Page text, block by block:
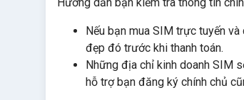
Nếu bạn mua SIM trực tuyến
đẹp đó trước khi thanh toán.
Những địa chỉ kinh doanh SIM
hỗ trợ bạn đăng ký chính chủ